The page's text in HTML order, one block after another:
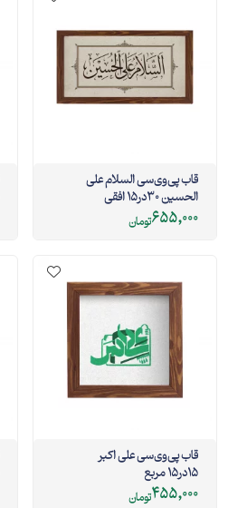
قاب پی‌وی‌سی السلام علی
الحسین 30در15 افقی
655,000تومان
قاب پی‌وی‌سی علی اکبر
15در15 مربع
455,000تومان